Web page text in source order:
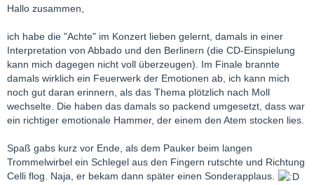
Hallo zusammen,
ich habe die "Achte" im Konzert lieben gelernt, damals in einer
Interpretation von Abbado und den Berlinern (die CD-Einspielung
kann mich dagegen nicht voll überzeugen). Im Finale brannte
damals wirklich ein Feuerwerk der Emotionen ab, ich kann mich
noch gut daran erinnern, als das Thema plötzlich nach Moll
wechselte. Die haben das damals so packend umgesetzt, dass war
ein richtiger emotionale Hammer, der einem den Atem stocken lies.
Spaß gabs kurz vor Ende, als dem Pauker beim langen
Trommelwirbel ein Schlegel aus den Fingern rutschte und Richtung
Celli flog. Naja, er bekam dann später einen Sonderapplaus.